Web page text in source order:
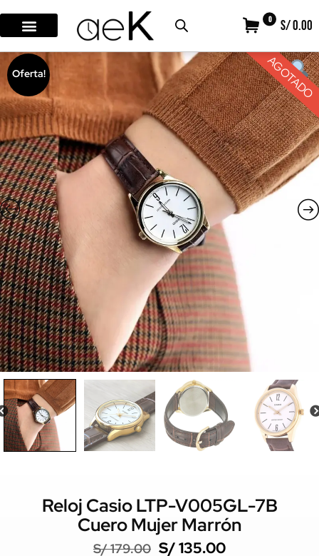
0 S/ 0.00
Oferta! AGOTADO
Reloj Casio LTP-V005GL-7B
Cuero Mujer Marrón
S/179.00 S/135.00